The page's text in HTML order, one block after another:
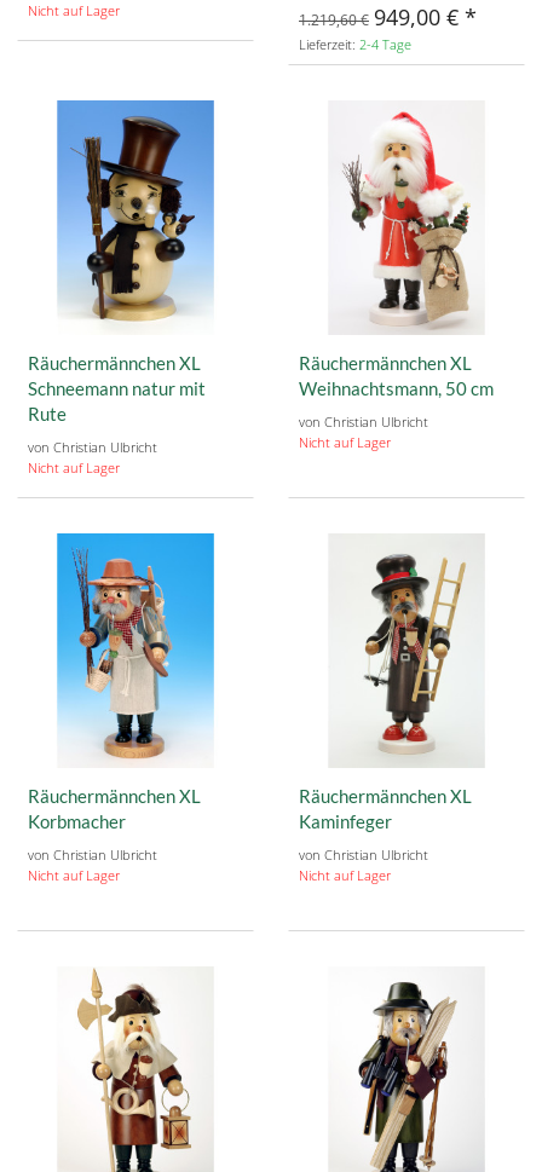
Nicht auf Lager
1.219,60 € 949,00 €
Lieferzeit: 2-4 Tage
Räuchermännchen XL
Schneemann natur mit
Rute
von Christian Ulbricht
Nicht auf Lager
Räuchermännchen XL
Weihnachtsmann, 50 cm
von Christian Ulbricht
Nicht auf Lager
Räuchermännchen XL
Korbmacher
von Christian Ulbricht
Nicht auf Lager
Räuchermännchen XL
Kaminfeger
von Christian Ulbricht
Nicht auf Lager